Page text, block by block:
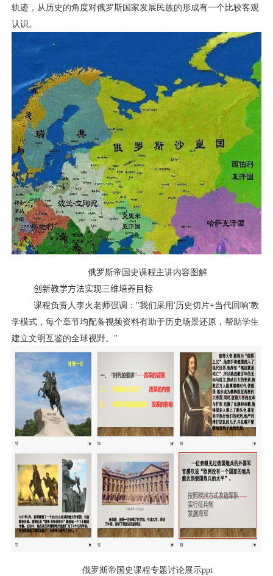
轨迹，从历史的角度对俄罗斯国家发展民族的形成有一个比较客观
认识。
俄罗斯帝国史课程主讲内容图解
创新教学方法实现三维培养目标
课程负责人李火老师强调： "我们采用'历史切片+当代回响'教
学模式，每个章节均配备视频资料有助于历史场景还原，帮助学生
建立文明互鉴的全球视野。 "
俄罗斯帝国史课程专题讨论展示ppt